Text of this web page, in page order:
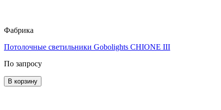
Фабрика
Потолочные светильники Gobolights CHIONE III
По запросу
В корзину